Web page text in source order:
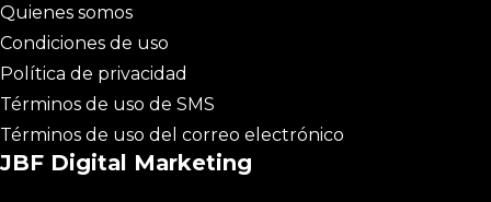
Quienes somos
Condiciones de uso
Política de privacidad
Términos de uso de SMS
Términos de uso del correo electrónico
JBF Digital Marketing